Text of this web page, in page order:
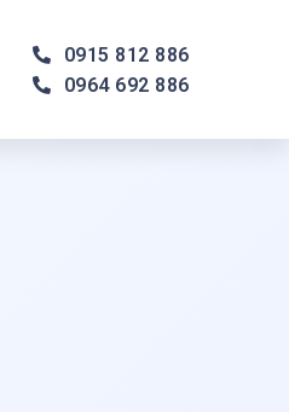
0915 812 886
0964 692 886